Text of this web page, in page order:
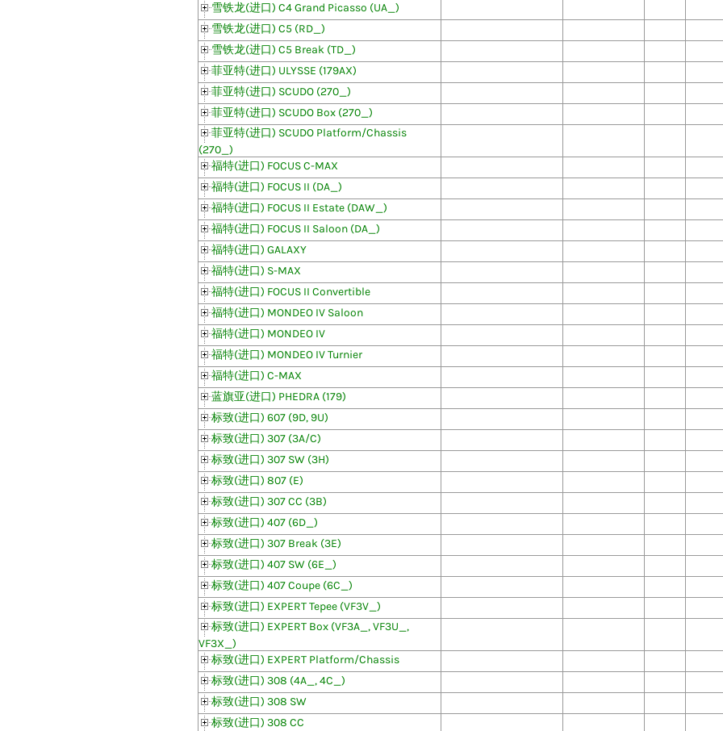
雪铁龙(进口) C4 Grand Picasso (UA_)
雪铁龙(进口) C5 (RD_)
雪铁龙(进口) C5 Break (TD_)
菲亚特(进口) ULYSSE (179AX)
菲亚特(进口) SCUDO (270_)
菲亚特(进口) SCUDO Box (270_)
菲亚特(进口) SCUDO Platform/Chassis
(270_)
福特(进口) FOCUS C-MAX
福特(进口) FOCUS II (DA_)
福特(进口) FOCUS II Estate (DAW_)
福特(进口) FOCUS II Saloon (DA_)
福特(进口) GALAXY
福特(进口) S-MAX
福特(进口) FOCUS II Convertible
福特(进口) MONDEO IV Saloon
福特(进口) MONDEO IV
福特(进口) MONDEO IV Turnier
福特(进口) C-MAX
蓝旗亚(进口) PHEDRA (179)
标致(进口) 607 (9D, 9U)
标致(进口) 307 (3A/C)
标致(进口) 307 SW (3H)
标致(进口) 807 (E)
标致(进口) 307 CC (3B)
标致(进口) 407 (6D_)
标致(进口) 307 Break (3E)
标致(进口) 407 SW (6E_)
标致(进口) 407 Coupe (6C_)
标致(进口) EXPERT Tepee (VF3V_)
标致(进口) EXPERT Box (VF3A_, VF3U_,
VF3X_)
标致(进口) EXPERT Platform/Chassis
标致(进口) 308 (4A_, 4C_)
标致(进口) 308 SW
标致(进口) 308 CC